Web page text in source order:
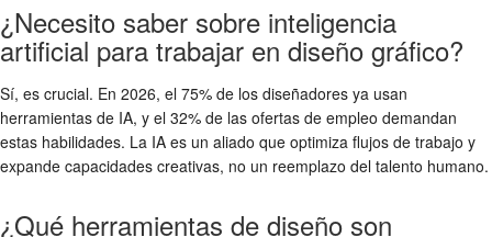
¿Necesito saber sobre inteligencia
artificial para trabajar en diseño gráfico?
Sí, es crucial. En 2026, el 75% de los diseñadores ya usan
herramientas de IA, y el 32% de las ofertas de empleo demandan
estas habilidades. La IA es un aliado que optimiza flujos de trabajo y
expande capacidades creativas, no un reemplazo del talento humano.
¿Qué herramientas de diseño son